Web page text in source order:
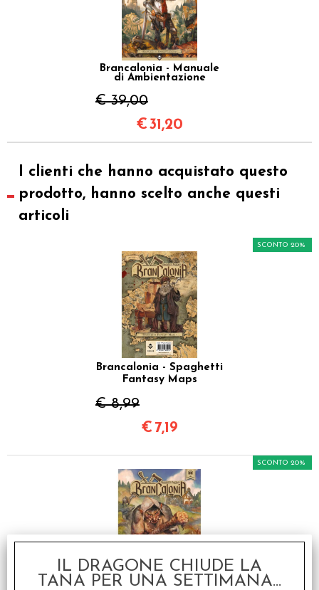
Brancalonia - Manuale
di Ambientazione
€ 39,00
€31,20
I clienti che hanno acquistato questo
prodotto, hanno scelto anche questi
articoli
Brancalonia - Spaghetti
Fantasy Maps
€ 8,99
SCONTO 20%
€ 7,19
Brancalonia - Bestiario
SCONTO 20%
IL DRAGONE CHIUDE LA
TANA PER UNA SETTIMANA...